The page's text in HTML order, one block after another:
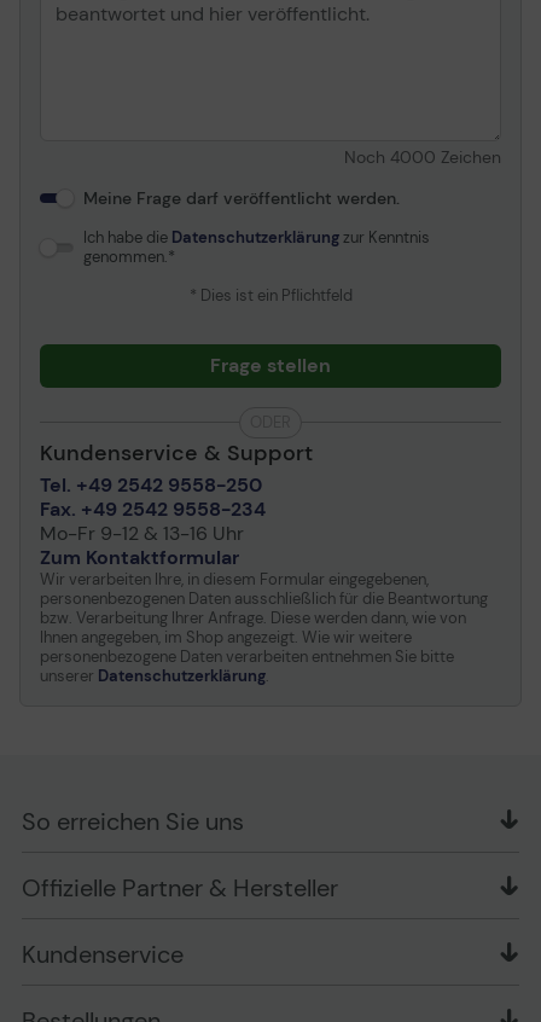
Noch 4000 Zeichen
Meine Frage darf veröffentlicht werden.
Ich habe die Datenschutzerklärungzur Kenntnis
genommen.
* Dies ist ein Pflichtfeld
Frage stellen
Kundenservice & Support
Tel. +49 2542 9558-250
Fax. +49 2542 9558-234
Mo-Fr 9-12 & 13-16 Uhr
Zum Kontaktformular
Wir verarbeiten Ihre, in diesem Formular eingegebenen,
personenbezogenen Daten ausschließlich für die Beantwortung
bzw. Verarbeitung Ihrer Anfrage. Diese werden dann, wie von
Ihnen angegeben, im Shop angezeigt. Wie wir weitere
personenbezogene Daten verarbeiten entnehmen Sie bitte
unserer Datenschutzerklärung.
Offizielle Partner & Hersteller
Kundenservice
So erreichen Sie uns
Schlesierring 35
Telefon: +49 (0) 2542 / 9558250